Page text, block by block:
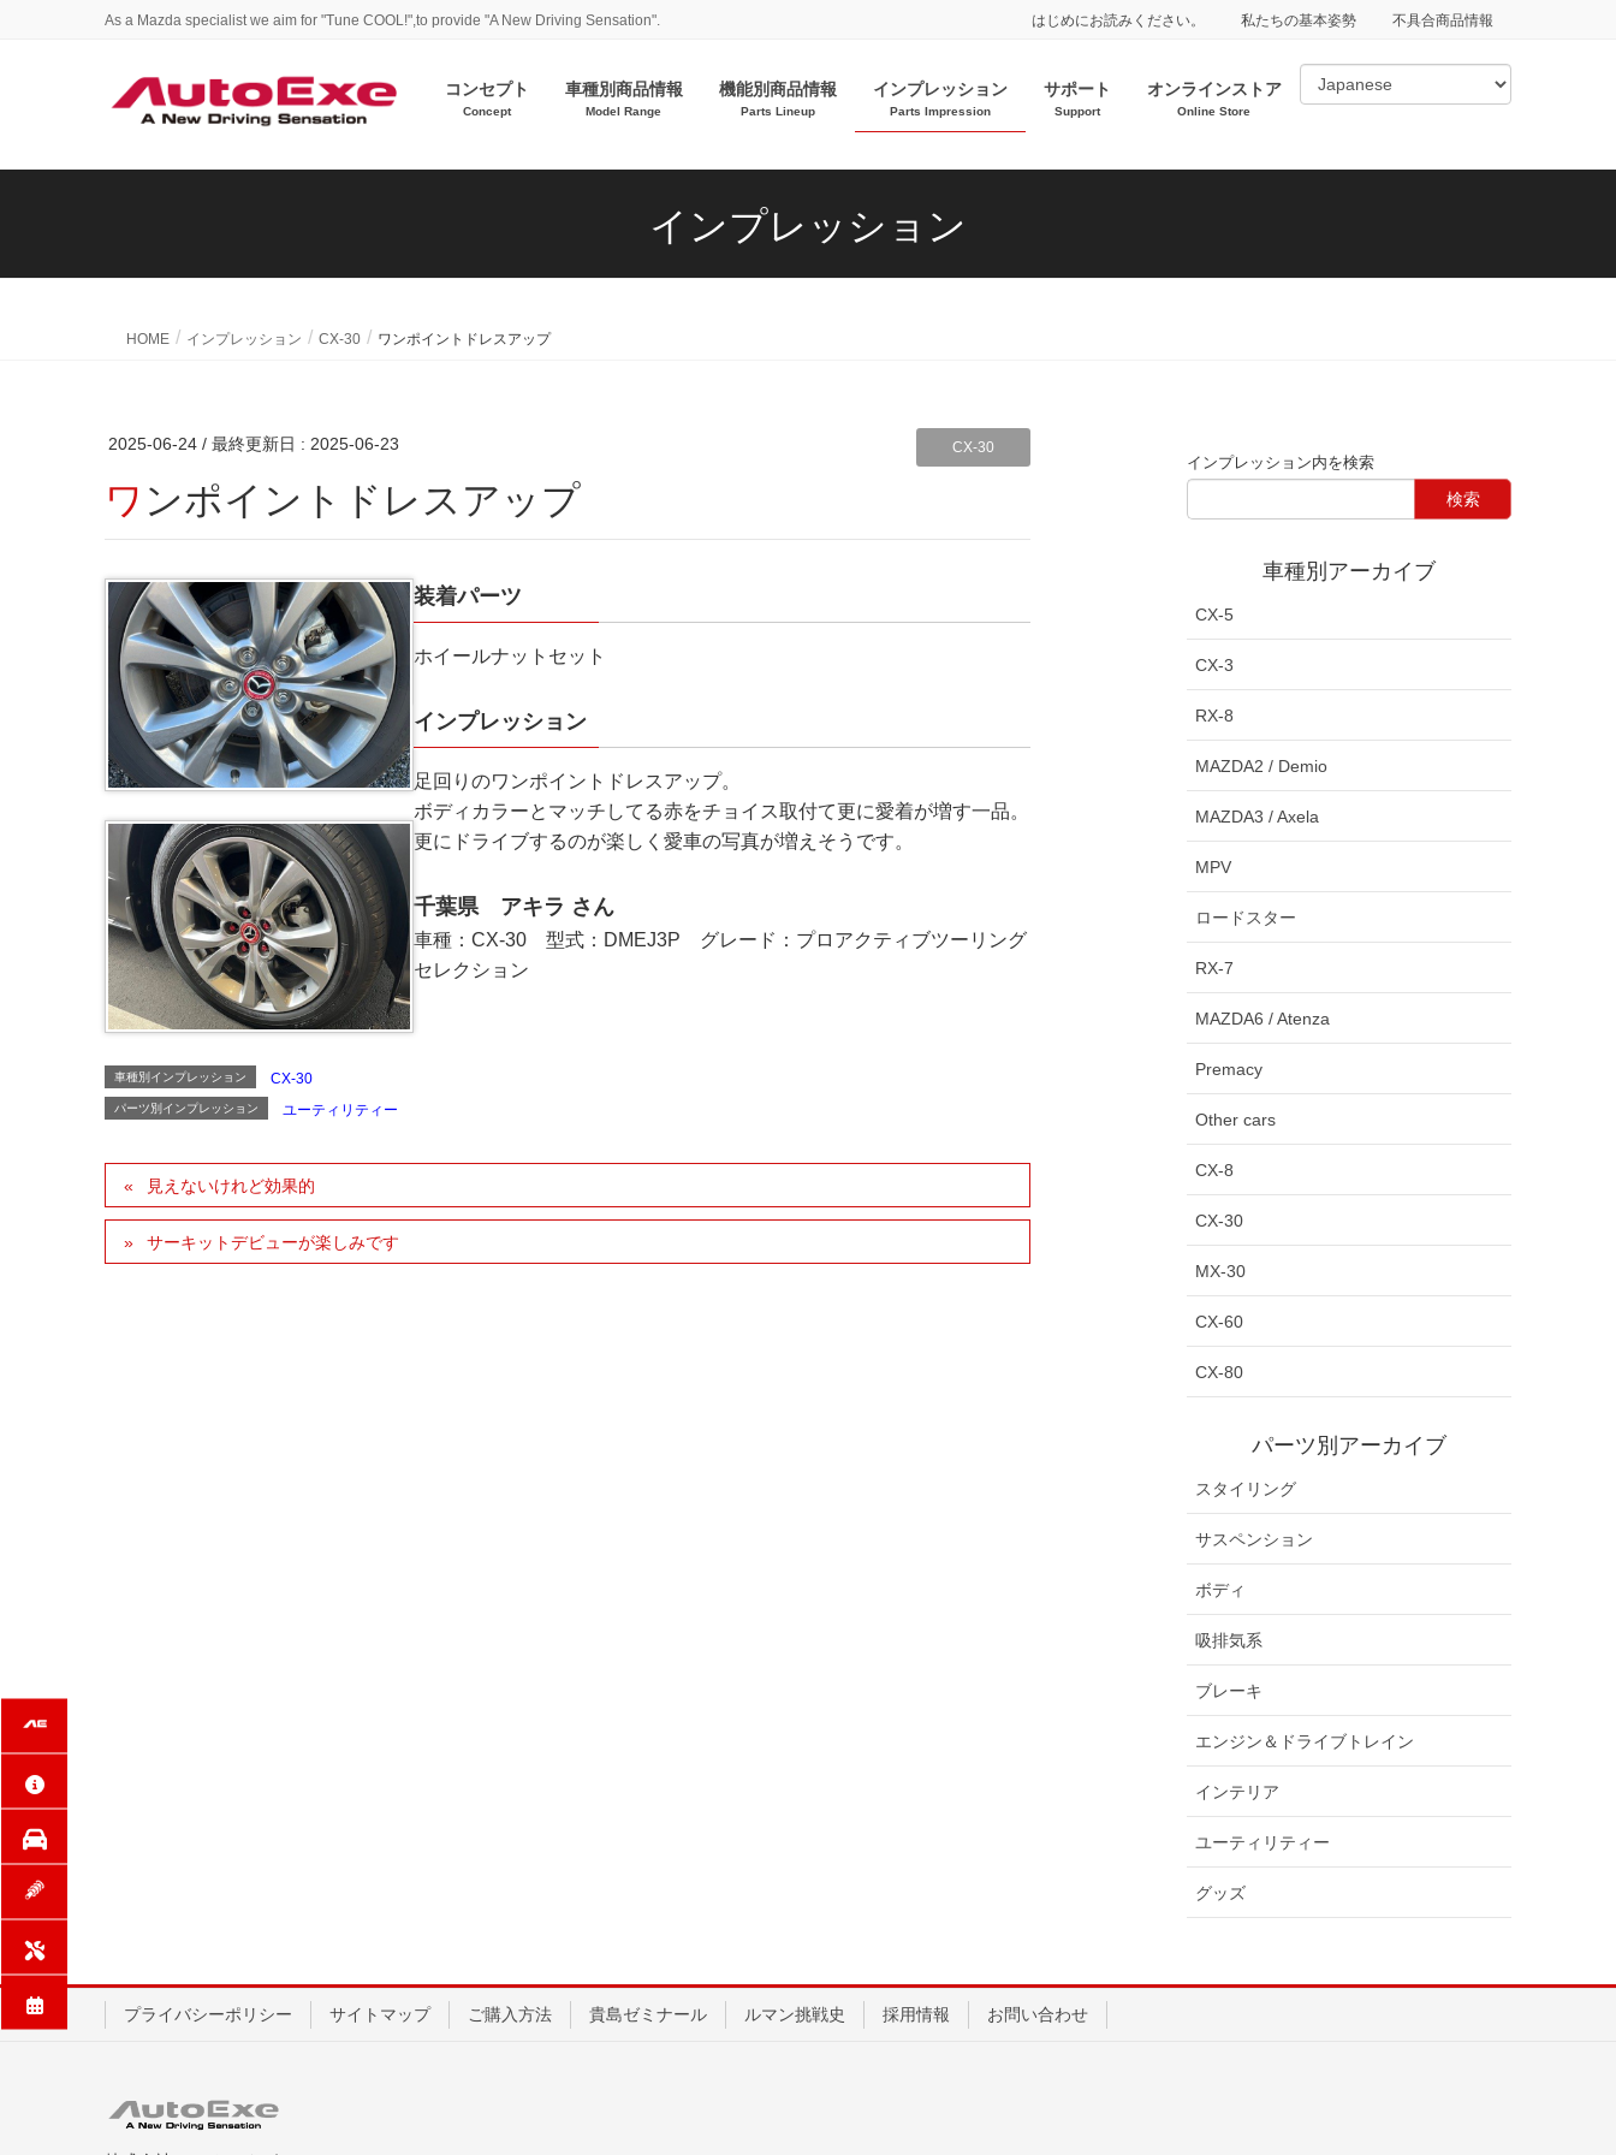
As a Mazda specialist we aim for "Tune COOL!",to provide "A New Driving Sensation". はじめにお読みください。 私たちの基本姿勢 不具合商品情報
コンセプト
Concept
車種別商品情報
Model Range
機能別商品情報
Parts Lineup
インプレッション
Parts Impression
サポート
Support
オンラインストア
Online Store
インプレッション
HOME インプレッション CX-30 ワンポイントドレスアップ
2025-06-24 / 最終更新日 : 2025-06-23 CX-30
ワンポイントドレスアップ
装着パーツ
ホイールナットセット
インプレッション
足回りのワンポイントドレスアップ。
ボディカラーとマッチしてる赤をチョイス取付て更に愛着が増す一品。
更にドライブするのが楽しく愛車の写真が増えそうです。
千葉県 アキラ さん
車種：CX-30 型式：DMEJ3P グレード：プロアクティブツーリング
セレクション
車種別インプレッション CX-30
パーツ別インプレッション ユーティリティー
見えないけれど効果的
サーキットデビューが楽しみです
インプレッション内を検索
車種別アーカイブ
CX-5
CX-3
RX-8
MAZDA2 / Demio
MAZDA3 / Axela
MPV
ロードスター
RX-7
MAZDA6 / Atenza
Premacy
Other cars
CX-8
CX-30
MX-30
CX-60
CX-80
パーツ別アーカイブ
スタイリング
サスペンション
ボディ
吸排気系
ブレーキ
エンジン＆ドライブトレイン
インテリア
ユーティリティー
グッズ
プライバシーポリシー サイトマップ ご購入方法 貴島ゼミナール ルマン挑戦史 採用情報 お問い合わせ